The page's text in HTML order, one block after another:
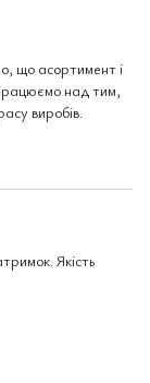
що асортимент і
над тим,
виробів.
Якість